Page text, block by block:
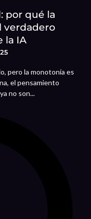
por qué la
verdadero
la IA
pero la monotonía es
el pensamiento
no son...